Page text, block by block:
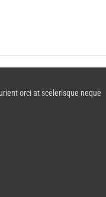
orci at scelerisque neque